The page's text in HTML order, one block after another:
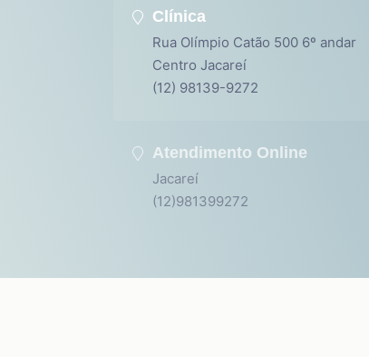
Clínica
Rua Olímpio Catão 500 6º andar
Centro Jacareí
(12) 98139-9272
Atendimento Online
Jacareí
(12)981399272